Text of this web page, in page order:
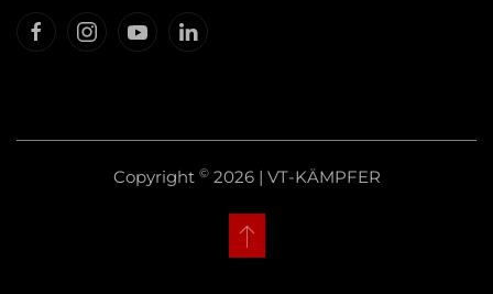
Copyright ©2026 | VT-KÄMPFER